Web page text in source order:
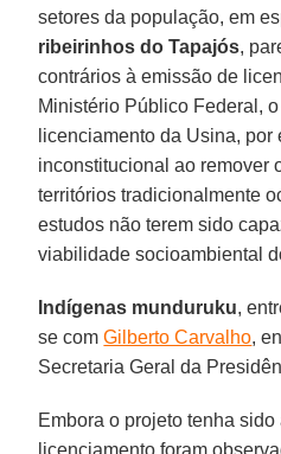
setores da população, em
ribeirinhos do Tapajós,
contrários à emissão de
Ministério Público Federal,
licenciamento da Usina,
inconstitucional ao remover
territórios tradicionalmente
estudos não terem sido
viabilidade socioambiental
Indígenas munduruku,
se comGilberto Carvalho,
Secretaria Geral da
Embora o projeto tenha